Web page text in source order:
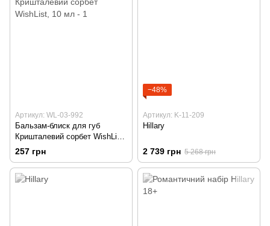
Артикул: WL-03-992
Бальзам-блиск для губ
Кришталевий сорбет WishList,
10 мл
257 грн
−48%
Артикул: K-11-209
Hillary
2 739 грн 5 268 грн